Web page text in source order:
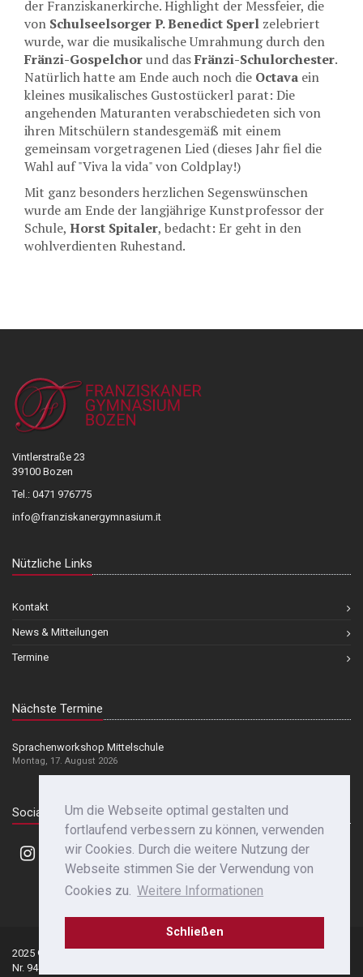
Um die Webseite optimal gestalten und
fortlaufend verbessern zu können, verwenden
wir Cookies. Durch die weitere Nutzung der
Webseite stimmen Sie der Verwendung von
Cookies zu. Weitere Informationen
Schließen
der Franziskanerkirche. Highlight der Messfeier, die
von Schulseelsorger P. Benedict Sperl zelebriert
wurde, war die musikalische Umrahmung durch den
Fränzi-Gospelchorund dasFränzi-Schulorchester.
Natürlich hatte am Ende auch noch die Octava ein
kleines musikalisches Gustostückerl parat: Die
angehenden Maturanten verabschiedeten sich von
ihren Mitschülern standesgemäß mit einem
gemeinsam vorgetragenen Lied (dieses Jahr fiel die
Wahl auf "Viva la vida" von Coldplay!)
Mit ganz besonders herzlichen Segenswünschen
wurde am Ende der langjährige Kunstprofessor der
Schule, Horst Spitaler, bedacht: Er geht in den
wohlverdienten Ruhestand.
Vintlerstraße 23
39100 Bozen
Tel.: 0471 976775
info@franziskanergymnasium.it
Nützliche Links
Kontakt
News & Mitteilungen
Termine
Nächste Termine
Sprachenworkshop Mittelschule
Montag, 17. August 2026
Social Media
2025 © Franziskanergymnasium Bozen | St.-
Nr. 94142530214 | Mwst.-Nr. 00414810218